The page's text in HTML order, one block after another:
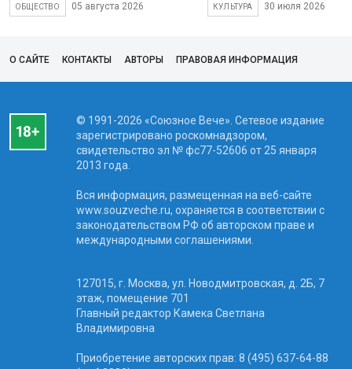
ОБЩЕСТВО 05 августа 2026 КУЛЬТУРА 30 июля 2026
О САЙТЕ КОНТАКТЫ АВТОРЫ ПРАВОВАЯ ИНФОРМАЦИЯ
© 1991-2026 «Союзное Вече». Сетевое издание
зарегистрировано роскомнадзором,
свидетельство эл № фc77-52606 от 25 января
2013 года.
Вся информация, размещенная на веб-сайте
www.souzveche.ru, охраняется в соответствии с
законодательством РФ об авторском праве и
международными соглашениями.
127015, г. Москва, ул. Новодмитровская, д. 2Б, 7
этаж, помещение 701
Главный редактор Камека Светлана
Владимировна
Приобретение авторских прав: 8 (495) 637-64-88